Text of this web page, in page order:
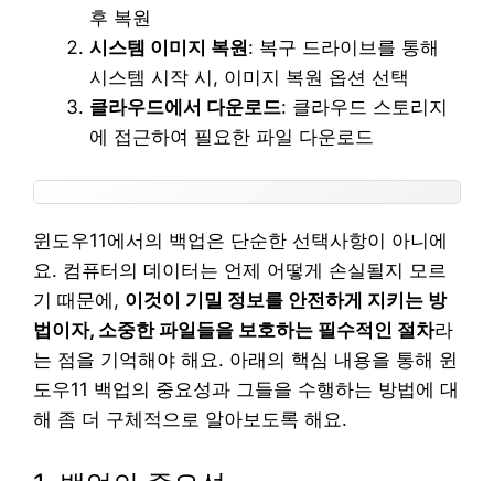
후 복원
시스템 이미지 복원: 복구 드라이브를 통해
시스템 시작 시, 이미지 복원 옵션 선택
클라우드에서 다운로드: 클라우드 스토리지
에 접근하여 필요한 파일 다운로드
윈도우11에서의 백업은 단순한 선택사항이 아니에
요. 컴퓨터의 데이터는 언제 어떻게 손실될지 모르
기 때문에, 이것이 기밀 정보를 안전하게 지키는 방
법이자, 소중한 파일들을 보호하는 필수적인 절차라
는 점을 기억해야 해요. 아래의 핵심 내용을 통해 윈
도우11 백업의 중요성과 그들을 수행하는 방법에 대
해 좀 더 구체적으로 알아보도록 해요.